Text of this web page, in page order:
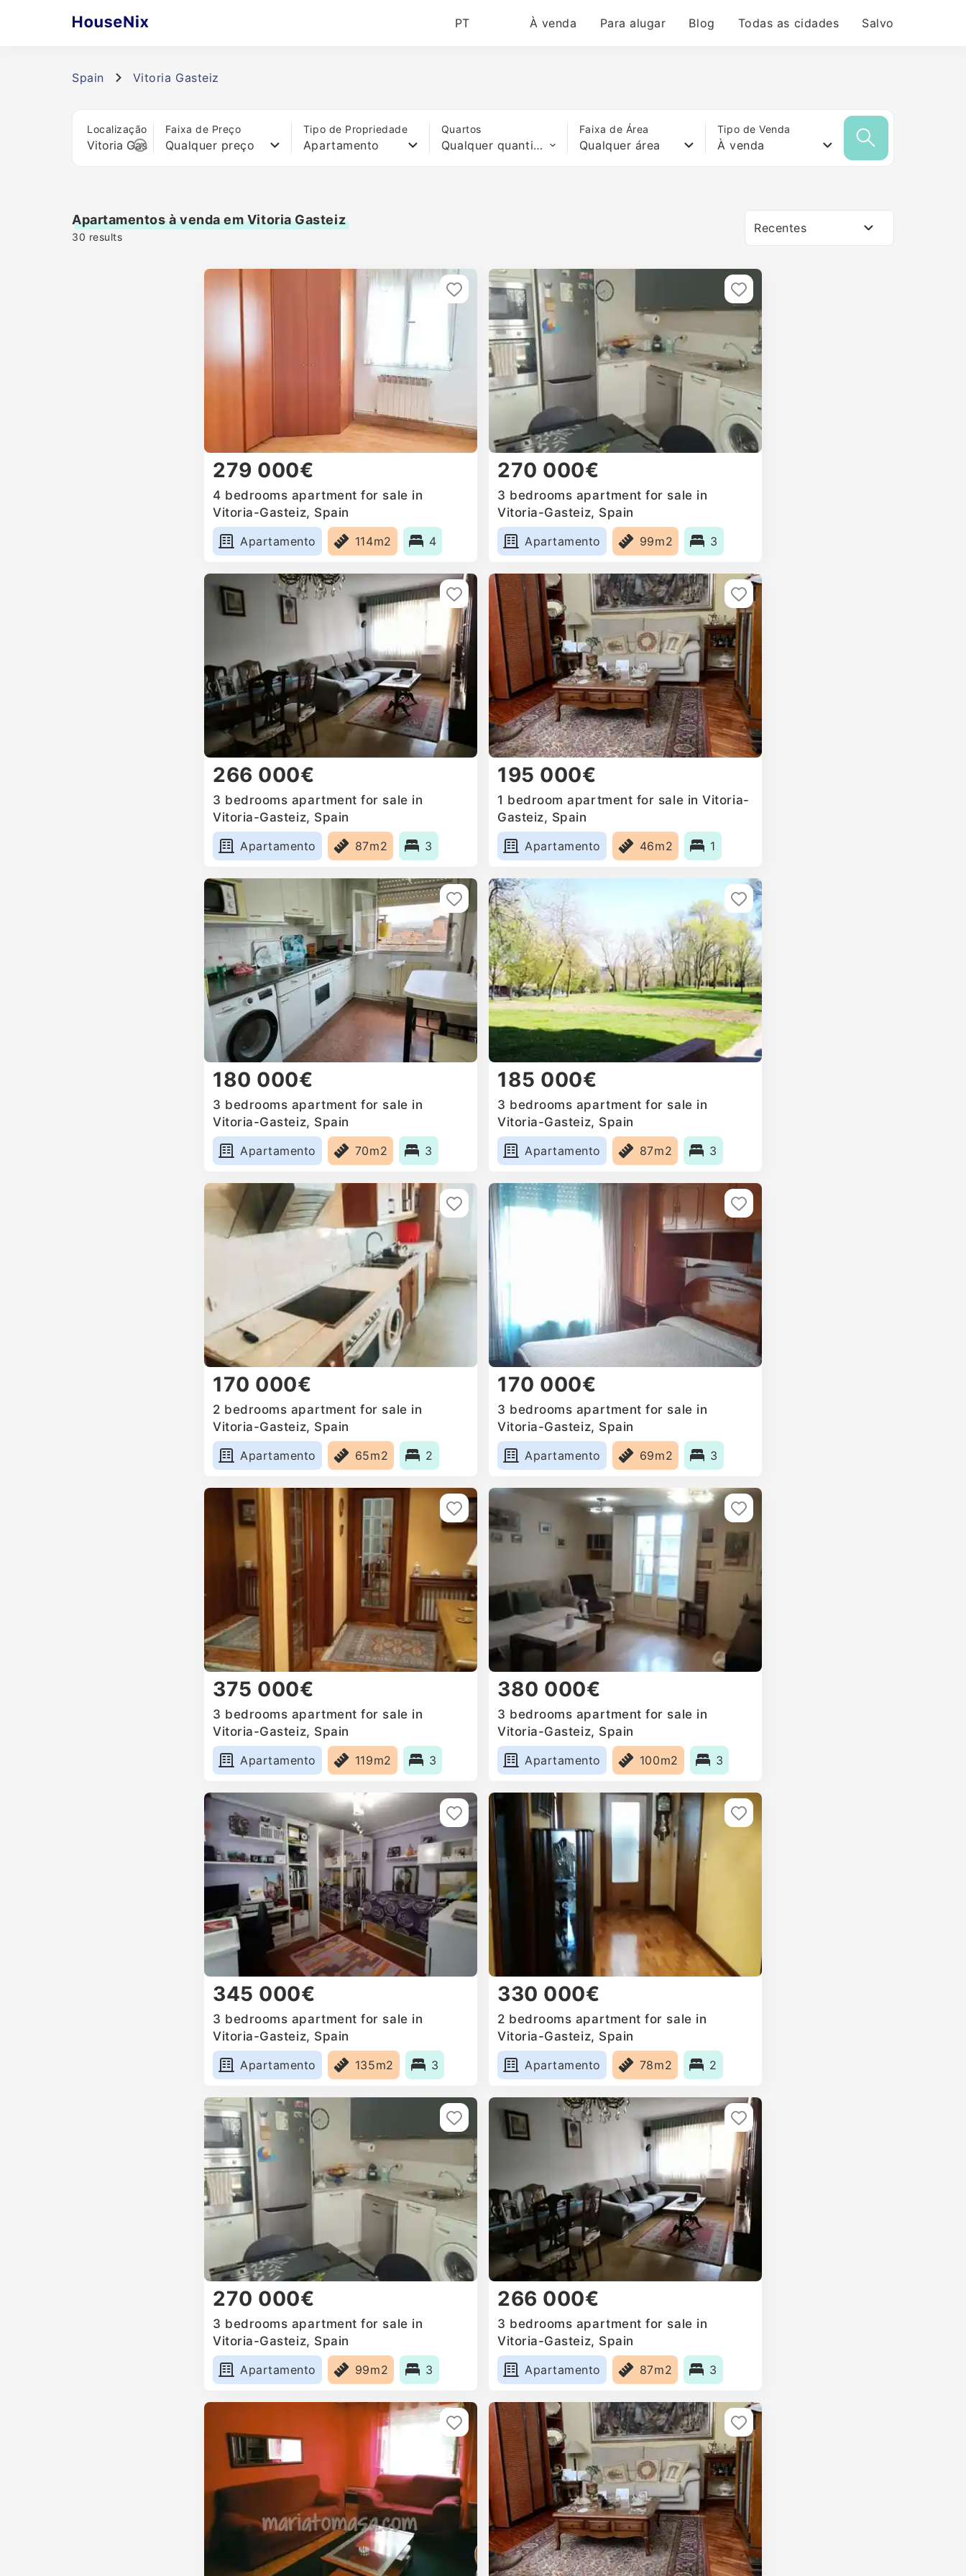
PT À venda Para alugar Blog Todas as cidades Salvo
Spain Vitoria Gasteiz
Localização Faixa de Preço
Qualquer preço
Tipo de Propriedade
Apartamento
Quartos
Qualquer quantidade de quartos
Faixa de Área
Qualquer área
Tipo de Venda
À venda
Apartamentos à venda em Vitoria Gasteiz
30 results
Recentes
279 000€
4 bedrooms apartment for sale in
Vitoria-Gasteiz, Spain
Apartamento
114m2 4
270 000€
3 bedrooms apartment for sale in
Vitoria-Gasteiz, Spain
Apartamento
99m2 3
266 000€
3 bedrooms apartment for sale in
Vitoria-Gasteiz, Spain
Apartamento
87m2 3
195 000€
1 bedroom apartment for sale in Vitoria-
Gasteiz, Spain
Apartamento
46m2 1
180 000€
3 bedrooms apartment for sale in
Vitoria-Gasteiz, Spain
Apartamento
70m2 3
185 000€
3 bedrooms apartment for sale in
Vitoria-Gasteiz, Spain
Apartamento
87m2 3
170 000€
2 bedrooms apartment for sale in
Vitoria-Gasteiz, Spain
Apartamento
65m2 2
170 000€
3 bedrooms apartment for sale in
Vitoria-Gasteiz, Spain
Apartamento
69m2 3
375 000€
3 bedrooms apartment for sale in
Vitoria-Gasteiz, Spain
Apartamento
119m2 3
380 000€
3 bedrooms apartment for sale in
Vitoria-Gasteiz, Spain
Apartamento
100m2 3
345 000€
3 bedrooms apartment for sale in
Vitoria-Gasteiz, Spain
Apartamento
135m2 3
330 000€
2 bedrooms apartment for sale in
Vitoria-Gasteiz, Spain
Apartamento
78m2 2
270 000€
3 bedrooms apartment for sale in
Vitoria-Gasteiz, Spain
Apartamento
99m2 3
266 000€
3 bedrooms apartment for sale in
Vitoria-Gasteiz, Spain
Apartamento
87m2 3